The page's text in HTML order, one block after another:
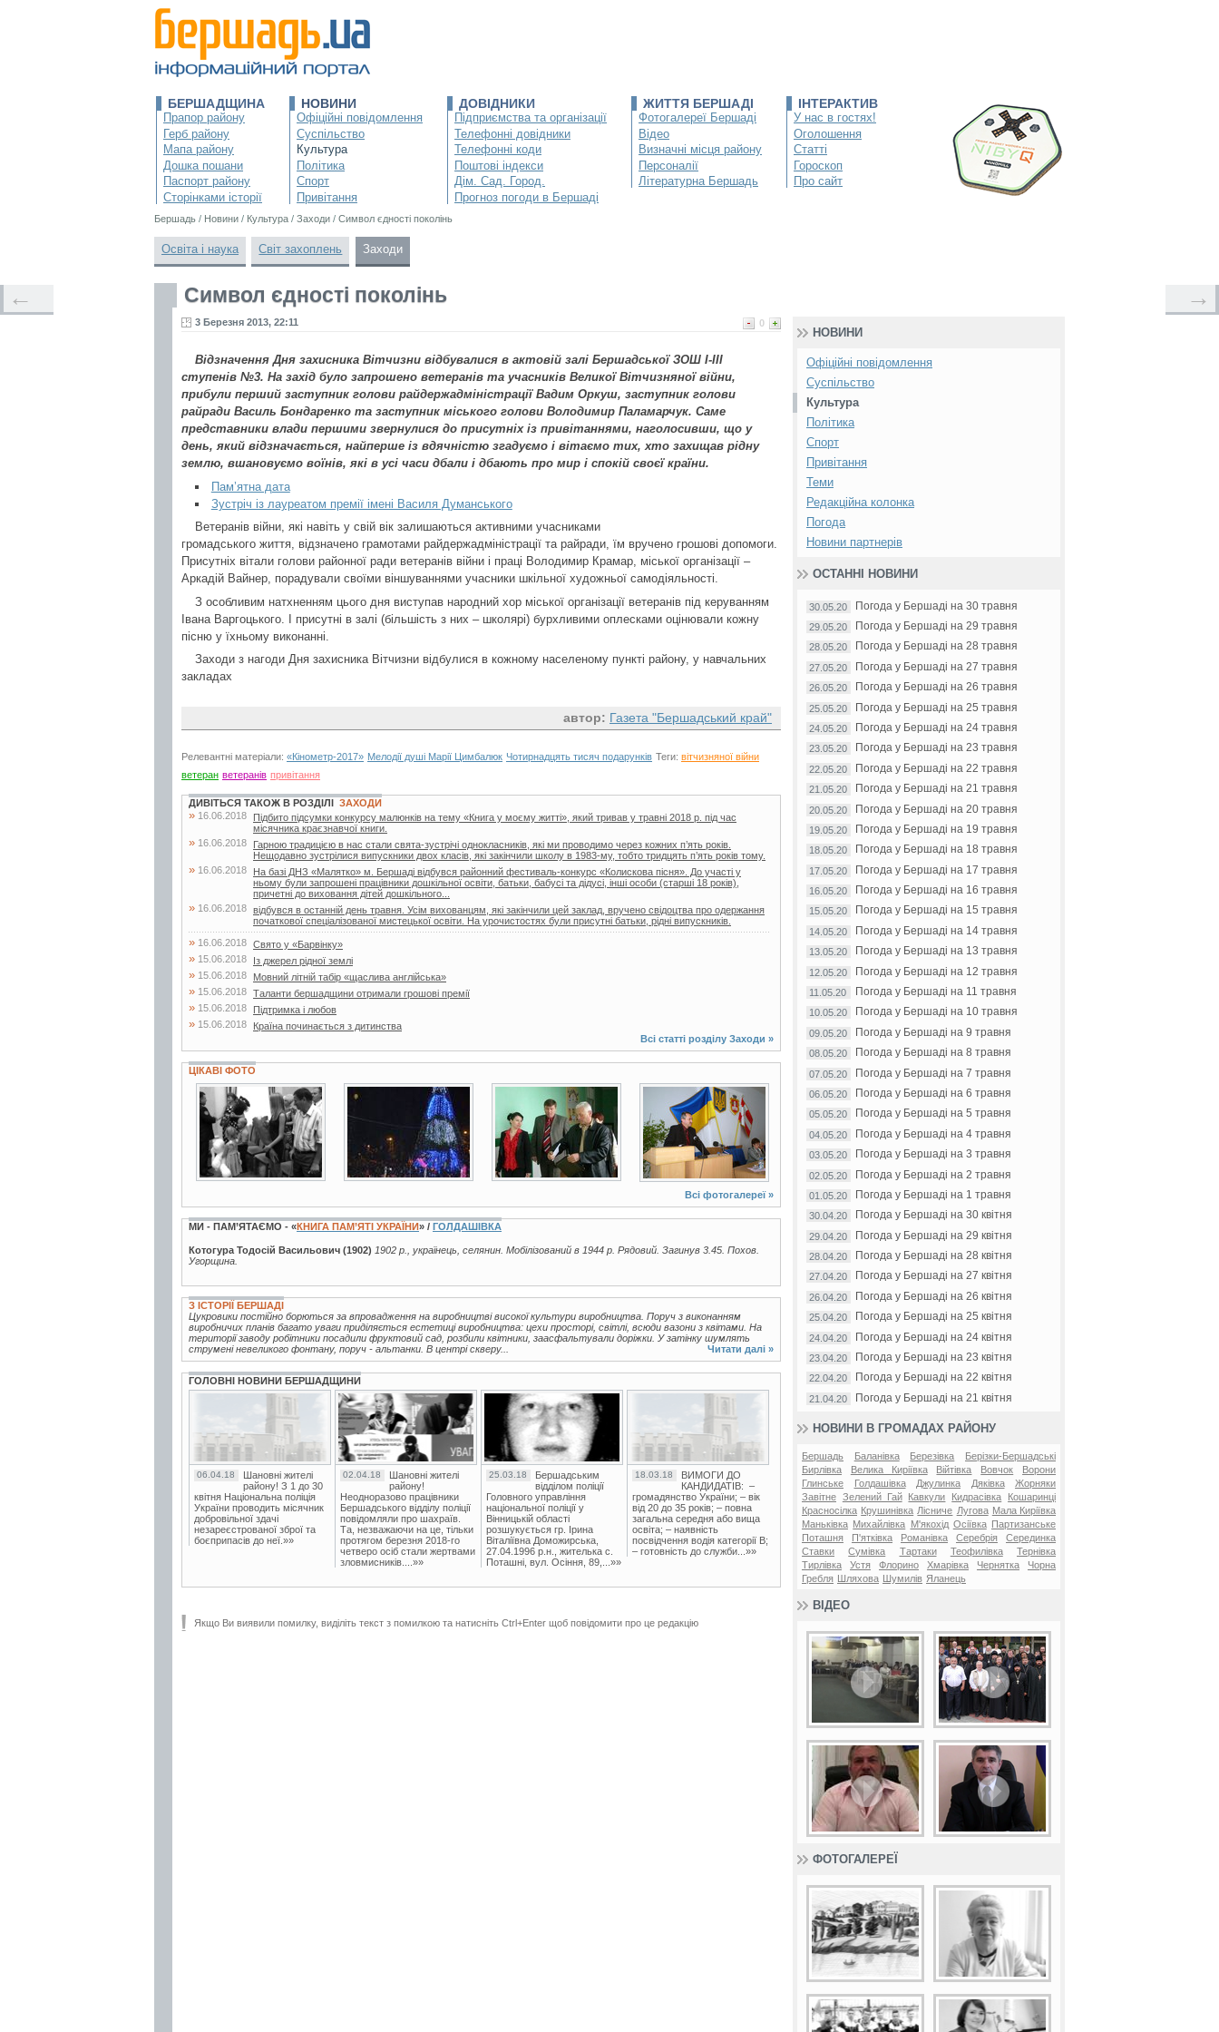
БЕРШАДЩИНА
Прапор району
Герб району
Мапа району
Дошка пошани
Паспорт району
Сторінками історії
НОВИНИ
Офіційні повідомлення
Суспільство
Культура
Політика
Спорт
Привітання
ДОВІДНИКИ
Підприємства та організації
Телефонні довідники
Телефонні коди
Поштові індекси
Дім. Сад. Город.
Прогноз погоди в Бершаді
ЖИТТЯ БЕРШАДІ
Фотогалереї Бершаді
Відео
Визначні місця району
Персоналії
Літературна Бершадь
ІНТЕРАКТИВ
У нас в гостях!
Оголошення
Статті
Гороскоп
Про сайт
Бершадь / Новини / Культура / Заходи / Символ єдності поколінь
Освіта і наука Світ захоплень Заходи
Символ єдності поколінь
0
3 Березня 2013, 22:11
Відзначення Дня захисника Вітчизни відбувалися в актовій залі Бершадської ЗОШ І-ІІІ
ступенів №3. На захід було запрошено ветеранів та учасників Великої Вітчизняної війни,
прибули перший заступник голови райдержадміністрації Вадим Оркуш, заступник голови
райради Василь Бондаренко та заступник міського голови Володимир Паламарчук. Саме
представники влади першими звернулися до присутніх із привітаннями, наголосивши, що у
день, який відзначається, найперше із вдячністю згадуємо і вітаємо тих, хто захищав рідну
землю, вшановуємо воїнів, які в усі часи дбали і дбають про мир і спокій своєї країни.
Пам’ятна дата
Зустріч із лауреатом премії імені Василя Думанського
Ветеранів війни, які навіть у свій вік залишаються активними учасниками
громадського життя, відзначено грамотами райдержадміністрації та райради, їм вручено грошові допомоги.
Присутніх вітали голови районної ради ветеранів війни і праці Володимир Крамар, міської організації –
Аркадій Вайнер, порадували своїми віншуваннями учасники шкільної художньої самодіяльності.
З особливим натхненням цього дня виступав народний хор міської організації ветеранів під керуванням
Івана Варгоцького. І присутні в залі (більшість з них – школярі) бурхливими оплесками оцінювали кожну
пісню у їхньому виконанні.
Заходи з нагоди Дня захисника Вітчизни відбулися в кожному населеному пункті району, у навчальних
закладах
автор: Газета "Бершадський край"
Релевантні матеріали: «Кінометр-2017» Мелодії душі Марії Цимбалюк Чотирнадцять тисяч подарунків Теги: вітчизняної війни
ветеран ветеранів привітання
← →
ДИВІТЬСЯ ТАКОЖ В РОЗДІЛІ ЗАХОДИ
» 16.06.2018
Підбито підсумки конкурсу малюнків на тему «Книга у моєму житті», який тривав у травні 2018 р. під час
місячника краєзнавчої книги.
» 16.06.2018
Гарною традицією в нас стали свята-зустрічі однокласників, які ми проводимо через кожних п’ять років.
Нещодавно зустрілися випускники двох класів, які закінчили школу в 1983-му, тобто тридцять п’ять років тому.
» 16.06.2018
На базі ДНЗ «Малятко» м. Бершаді відбувся районний фестиваль-конкурс «Колискова пісня». До участі у
ньому були запрошені працівники дошкільної освіти, батьки, бабусі та дідусі, інші особи (старші 18 років),
причетні до виховання дітей дошкільного...
» 16.06.2018 відбувся в останній день травня. Усім вихованцям, які закінчили цей заклад, вручено свідоцтва про одержання
початкової спеціалізованої мистецької освіти. На урочистостях були присутні батьки, рідні випускників.
» 16.06.2018 Свято у «Барвінку»
» 15.06.2018 Із джерел рідної землі
» 15.06.2018 Мовний літній табір «щаслива англійська»
» 15.06.2018 Таланти бершадщини отримали грошові премії
» 15.06.2018 Підтримка і любов
» 15.06.2018
Країна починається з дитинства
Всі статті розділу Заходи »
ЦІКАВІ ФОТО
2 фото 4 фото
Всі фотогалереї »
МИ - ПАМ’ЯТАЄМО - «КНИГА ПАМ’ЯТІ УКРАЇНИ» / ГОЛДАШІВКА
Котогура Тодосій Васильович (1902) 1902 р., українець, селянин. Мобілізований в 1944 р. Рядовий. Загинув 3.45. Похов.
Угорщина.
З ІСТОРІЇ БЕРШАДІ
Цукровики постійно борються за впровадження на виробництві високої культури виробництва. Поруч з виконанням
виробничих планів багато уваги приділяється естетиці виробництва: цехи просторі, світлі, всюди вазони з квітами. На
території заводу робітники посадили фруктовий сад, розбили квітники, заасфальтували доріжки. У затінку шумлять
струмені невеликого фонтану, поруч - альтанки. В центрі скверу...
Читати далі »
ГОЛОВНІ НОВИНИ БЕРШАДЩИНИ
06.04.18
Шановні жителі
району! З 1 до 30
квітня Національна поліція
України проводить місячник
добровільної здачі
незареєстрованої зброї та
боєприпасів до неї.»»
02.04.18
Шановні жителі
району!
Неодноразово працівники
Бершадського відділу поліції
повідомляли про шахраїв.
Та, незважаючи на це, тільки
протягом березня 2018-го
четверо осіб стали жертвами
зловмисників....»»
25.03.18
Бершадським
відділом поліції
Головного управління
національної поліції у
Вінницькій області
розшукується гр. Ірина
Віталіївна Доможирська,
27.04.1996 р.н., жителька с.
Поташні, вул. Осіння, 89,...»»
18.03.18
ВИМОГИ ДО
КАНДИДАТІВ: –
громадянство України; – вік
від 20 до 35 років; – повна
загальна середня або вища
освіта; – наявність
посвідчення водія категорії В;
– готовність до служби...»»
Якщо Ви виявили помилку, виділіть текст з помилкою та натисніть Ctrl+Enter щоб повідомити про це редакцію
НОВИНИ
Офіційні повідомлення
Суспільство
Культура
Політика
Спорт
Привітання
Теми
Редакційна колонка
Погода
Новини партнерів
ОСТАННІ НОВИНИ
30.05.20 Погода у Бершаді на 30 травня
29.05.20 Погода у Бершаді на 29 травня
28.05.20 Погода у Бершаді на 28 травня
27.05.20 Погода у Бершаді на 27 травня
26.05.20 Погода у Бершаді на 26 травня
25.05.20 Погода у Бершаді на 25 травня
24.05.20 Погода у Бершаді на 24 травня
23.05.20 Погода у Бершаді на 23 травня
22.05.20 Погода у Бершаді на 22 травня
21.05.20 Погода у Бершаді на 21 травня
20.05.20 Погода у Бершаді на 20 травня
19.05.20 Погода у Бершаді на 19 травня
18.05.20 Погода у Бершаді на 18 травня
17.05.20 Погода у Бершаді на 17 травня
16.05.20 Погода у Бершаді на 16 травня
15.05.20 Погода у Бершаді на 15 травня
14.05.20 Погода у Бершаді на 14 травня
13.05.20 Погода у Бершаді на 13 травня
12.05.20 Погода у Бершаді на 12 травня
11.05.20 Погода у Бершаді на 11 травня
10.05.20 Погода у Бершаді на 10 травня
09.05.20 Погода у Бершаді на 9 травня
08.05.20 Погода у Бершаді на 8 травня
07.05.20 Погода у Бершаді на 7 травня
06.05.20 Погода у Бершаді на 6 травня
05.05.20 Погода у Бершаді на 5 травня
04.05.20 Погода у Бершаді на 4 травня
03.05.20 Погода у Бершаді на 3 травня
02.05.20 Погода у Бершаді на 2 травня
01.05.20 Погода у Бершаді на 1 травня
30.04.20 Погода у Бершаді на 30 квітня
29.04.20 Погода у Бершаді на 29 квітня
28.04.20 Погода у Бершаді на 28 квітня
27.04.20 Погода у Бершаді на 27 квітня
26.04.20 Погода у Бершаді на 26 квітня
25.04.20 Погода у Бершаді на 25 квітня
24.04.20 Погода у Бершаді на 24 квітня
23.04.20 Погода у Бершаді на 23 квітня
22.04.20 Погода у Бершаді на 22 квітня
21.04.20 Погода у Бершаді на 21 квітня
НОВИНИ В ГРОМАДАХ РАЙОНУ
Бершадь Баланівка Березівка
Берізки-Бершадські
Бирлівка
Велика Киріївка Війтівка Вовчок
Ворони
Глинське
Голдашівка Джулинка Дяківка
Жорняки
Завітне Зелений Гай Кавкули Кидрасівка
Кошаринці
Красносілка Крушинівка Лісниче Лугова Мала Киріївка
Маньківка Михайлівка М'якохід Осіївка
Партизанське
Поташня
П'ятківка Романівка Серебрія
Серединка
Ставки
Сумівка Тартаки Теофилівка
Тернівка
Тирлівка
Устя Флорино Хмарівка Чернятка
Чорна
Гребля
Шляхова Шумилів Яланець
ВІДЕО
ФОТОГАЛЕРЕЇ